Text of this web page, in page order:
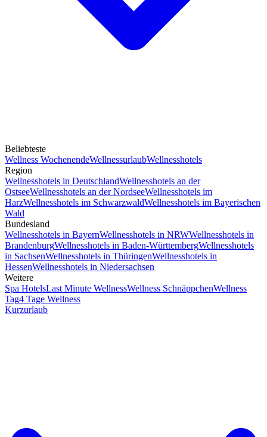
Beliebteste
Wellness WochenendeWellnessurlaubWellnesshotels
Region
Wellnesshotels in DeutschlandWellnesshotels an der
OstseeWellnesshotels an der NordseeWellnesshotels im
HarzWellnesshotels im SchwarzwaldWellnesshotels im Bayerischen
Wald
Bundesland
Wellnesshotels in BayernWellnesshotels in NRWWellnesshotels in
BrandenburgWellnesshotels in Baden-WürttembergWellnesshotels
in SachsenWellnesshotels in ThüringenWellnesshotels in
HessenWellnesshotels in Niedersachsen
Weitere
Spa HotelsLast Minute WellnessWellness SchnäppchenWellness
Tag4 Tage Wellness
Kurzurlaub